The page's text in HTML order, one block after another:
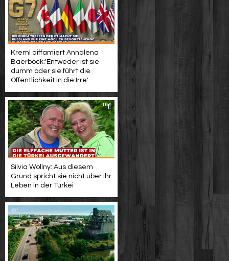
Kreml diffamiert Annalena
Baerbock:'Entweder ist sie
dumm oder sie führt die
Öffentlichkeit in die Irre'
Silvia Wollny: Aus diesem
Grund spricht sie nicht über ihr
Leben in der Türkei